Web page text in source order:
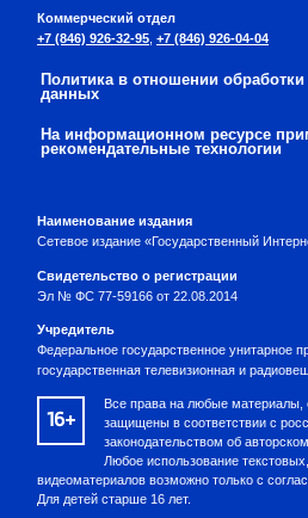
Коммерческий отдел
+7 (846) 926-32-95 +7 (846) 926-04-04
Политика в отношении
данных
На информационном ресурсе
рекомендательные технологии
Наименование издания
Сетевое издание «Государственный
Свидетельство о регистрации
Эл № ФС 77-59166 от 22.08.2014
Учредитель
Федеральное государственное унитарное
государственная телевизионная и
16+
Все права на любые материалы,
защищены в соответствии с
законодательством об
Любое использование
видеоматериалов возможно только с
Для детей старше 16 лет.